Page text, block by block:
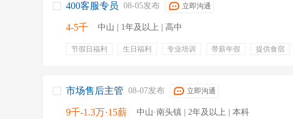
400客服专员 08-05发布 立即沟通
4-5千 中山 | 1年及以上 | 高中
节假日福利 生日福利 专业培训 带薪年假 提供食宿
市场售后主管 08-07发布 立即沟通
9千-1.3万·15薪 中山·南头镇 | 2年及以上 | 本科